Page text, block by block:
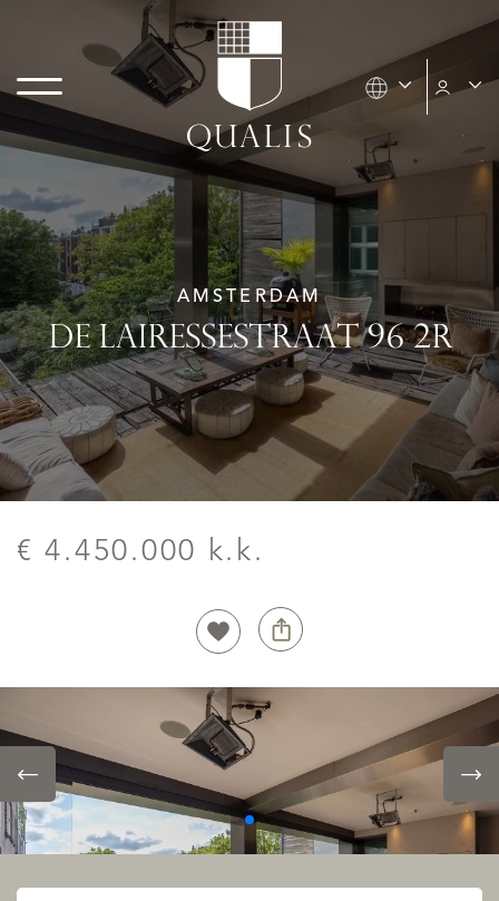
AMSTERDAM
DE LAIRESSESTRAAT 96 2R
€ 4.450.000 k.k.